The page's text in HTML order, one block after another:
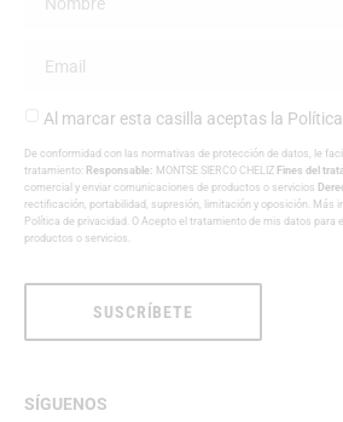
Al marcar esta casilla aceptas la
De conformidad con las normativas de protección de datos, le
tratamiento: Responsable: MONTSE SIERCO CHELIZ Fines del
comercial y enviar comunicaciones de productos o servicios
rectificación, portabilidad, supresión, limitación y oposición. Más
Política de privacidad . O Acepto el tratamiento de mis datos para
productos o servicios.
SUSCRÍBETE
SÍGUENOS